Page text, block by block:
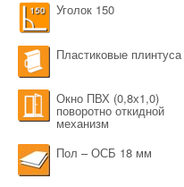
Уголок 150
Пластиковые плинтуса
Окно ПВХ (0,8х1,0)
поворотно откидной
механизм
Пол – ОСБ 18 мм